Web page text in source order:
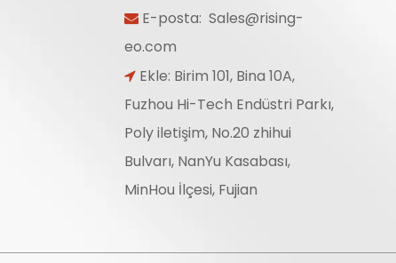
E-posta: Sales@rising-
eo.com
 Ekle: Birim 101, Bina 10A,
Fuzhou Hi-Tech Endüstri Parkı,
Poly iletişim, No.20 zhihui
Bulvarı, NanYu Kasabası,
MinHou İlçesi, Fujian